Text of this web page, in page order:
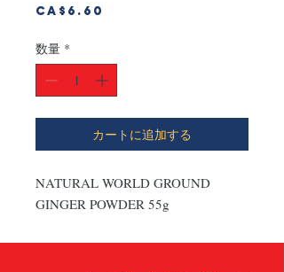
CA$6.60
数量 *
カートに追加する
NATURAL WORLD GROUND
GINGER POWDER 55g